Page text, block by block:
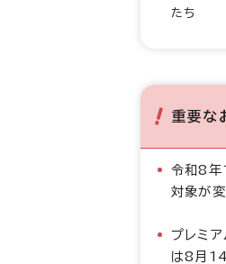
たち
重要な
令和8年
対象が
プレミ
は8月14